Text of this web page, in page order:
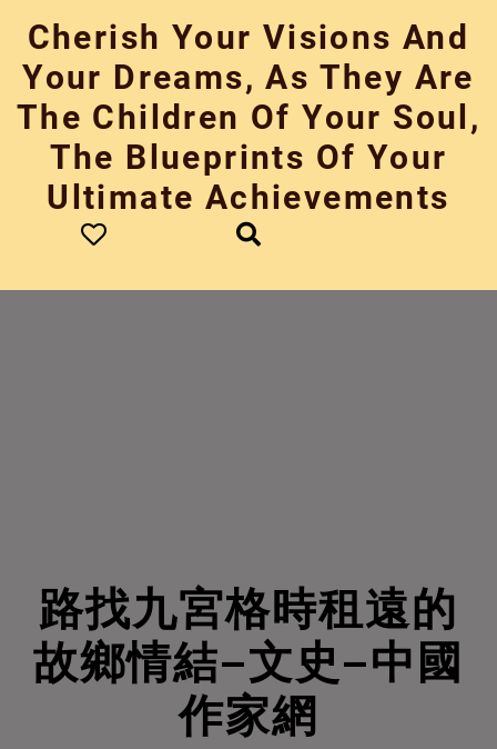
content
Cherish Your Visions And
Your Dreams, As They Are
The Children Of Your Soul,
The Blueprints Of Your
Ultimate Achievements
路找九宮格時租遠的
故鄉情結–文史–中國
作家網